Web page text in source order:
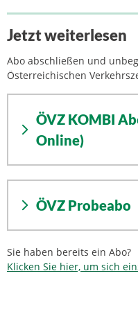
Jetzt weiterlesen
Abo abschließen und
Österreichischen
ÖVZ KOMBI
Online)
ÖVZ Probeabo
Sie haben bereits ein Abo?
Klicken Sie hier, um sich